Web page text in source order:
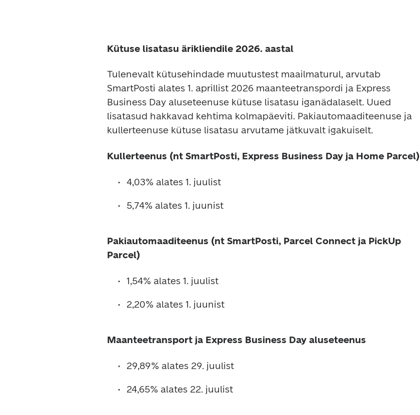
Kütuse lisatasu ärikliendile 2026. aastal
Tulenevalt kütusehindade muutustest maailmaturul, arvutab
SmartPosti alates 1. aprillist 2026 maanteetranspordi ja Express
Business Day aluseteenuse kütuse lisatasu iganädalaselt. Uued
lisatasud hakkavad kehtima kolmapäeviti. Pakiautomaaditeenuse ja
kullerteenuse kütuse lisatasu arvutame jätkuvalt igakuiselt.
Kullerteenus (nt SmartPosti, Express Business Day ja Home Parcel)
4,03% alates 1. juulist
5,74% alates 1. juunist
Pakiautomaaditeenus (nt SmartPosti, Parcel Connect ja PickUp
Parcel)
1,54% alates 1. juulist
2,20% alates 1. juunist
Maanteetransport ja Express Business Day aluseteenus
29,89% alates 29. juulist
24,65% alates 22. juulist